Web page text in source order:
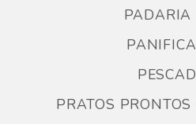
PADARIA
PRATOS